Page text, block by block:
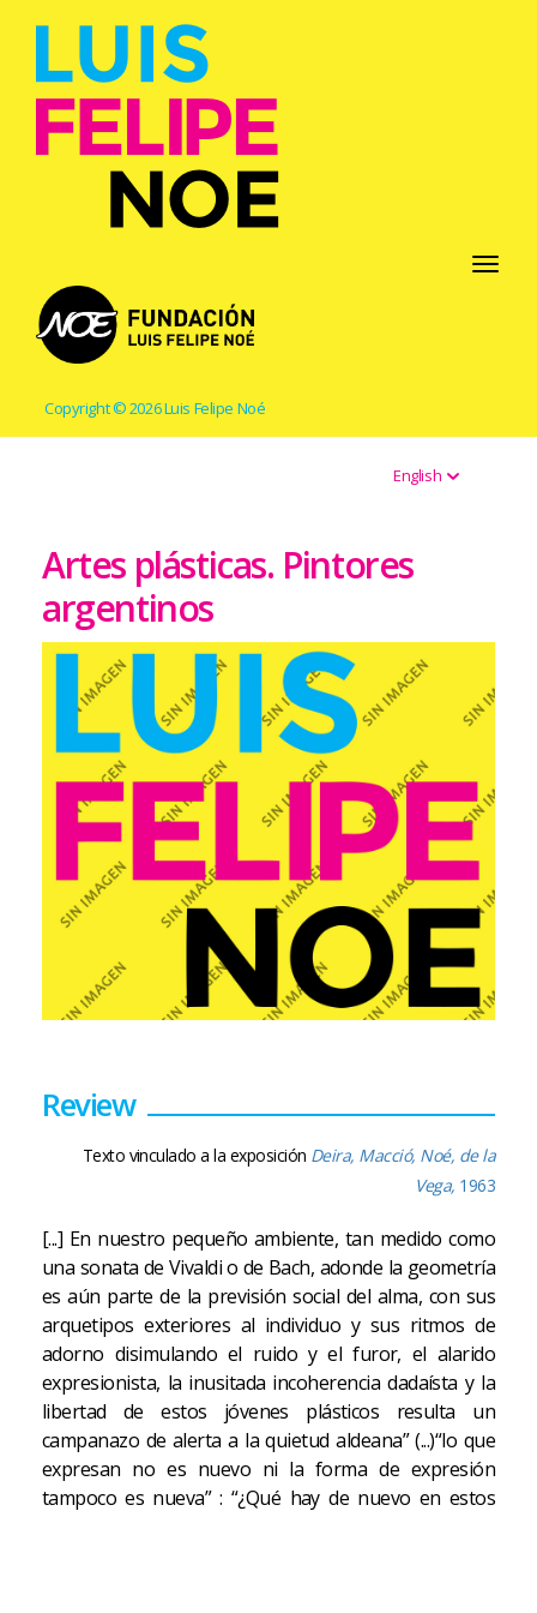
Toggle
Copyright © 2026 Luis Felipe Noé
English
Artes plásticas. Pintores
argentinos
Review
Texto vinculado a la exposición Deira, Macció, Noé, de la
Vega, 1963
[...] En nuestro pequeño ambiente, tan medido como
una sonata de Vivaldi o de Bach, adonde la geometría
es aún parte de la previsión social del alma, con sus
arquetipos exteriores al individuo y sus ritmos de
adorno disimulando el ruido y el furor, el alarido
expresionista, la inusitada incoherencia dadaísta y la
libertad de estos jóvenes plásticos resulta un
campanazo de alerta a la quietud aldeana” (...)“lo que
expresan no es nuevo ni la forma de expresión
tampoco es nueva” : “¿Qué hay de nuevo en estos